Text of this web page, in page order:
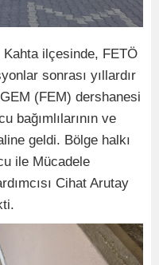
Kahta ilçesinde, FETÖ
sonrası yıllardır
(FEM) dershanesi
bağımlılarının ve
geldi. Bölge halkı
ile Mücadele
Cihat Arutay